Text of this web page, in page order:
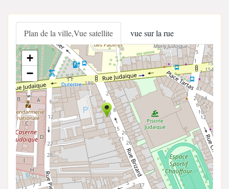
Plan de la ville,Vue satellite vue sur la rue
+
−